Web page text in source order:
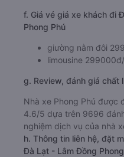
f. Giá vé giá xe khách đi
Phong Phú
giường nằm đôi
limousine
g. Review, đánh giá chất
Nhà xe Phong Phú được
4.6/5 dựa trên 9696
nghiệm dịch vụ của nhà
h. Thông tin liên hệ, đặt
Đà Lạt - Lâm Đồng